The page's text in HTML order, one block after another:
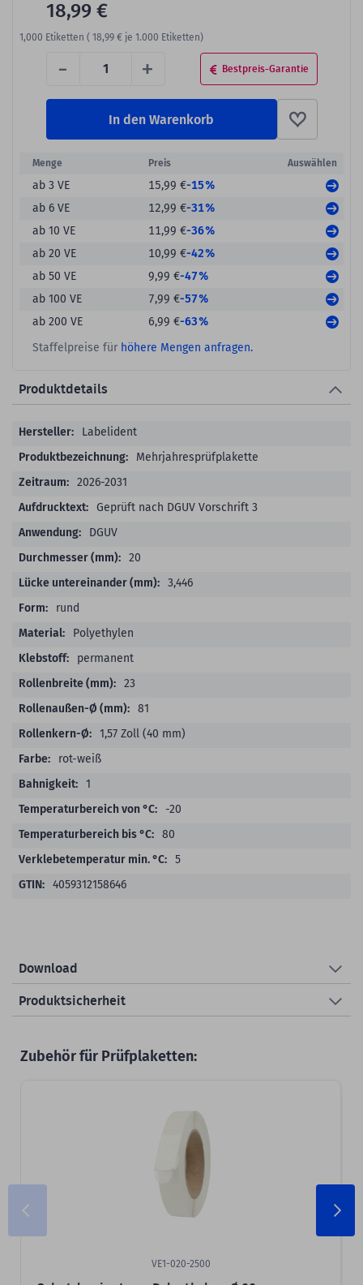
- + Bestpreis-Garantie
18,99 €
1,000 Etiketten ( 18,99 € je 1.000 Etiketten)
In den Warenkorb
Menge Preis Auswählen
ab 3 VE 15,99 €-15%
ab 6 VE
12,99 €-31%
ab 10 VE
11,99 €-36%
ab 20 VE
10,99 €-42%
ab 50 VE
9,99 €-47%
ab 100 VE
7,99 €-57%
ab 200 VE
6,99 €-63%
Staffelpreise für höhere Mengen anfragen.
Produktdetails
ProduktdetailsLabelident
Mehrjahresprüfplakette
2026-2031
Geprüft nach DGUV Vorschrift 3
DGUV
20
3,446
rund
Polyethylen
permanent
23
81
1,57 Zoll (40 mm)
rot-weiß
1
-20
80
5
4059312158646
Download
Produktsicherheit
Zubehör für Prüfplaketten:
VE1-020-2500